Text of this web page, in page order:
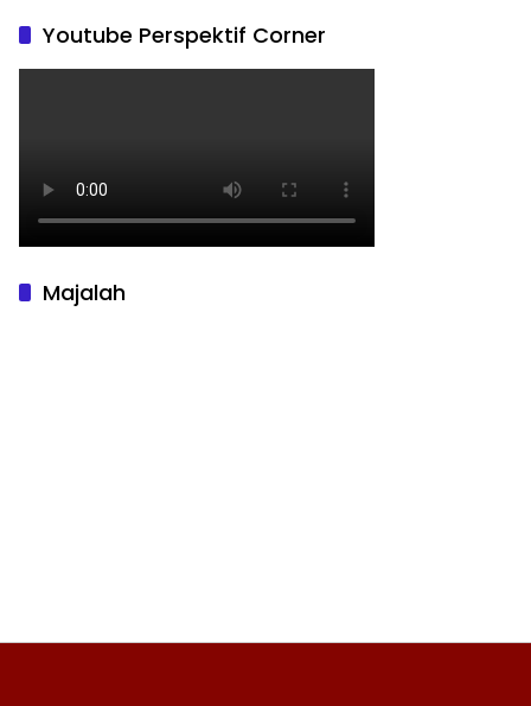
Youtube Perspektif Corner
Majalah